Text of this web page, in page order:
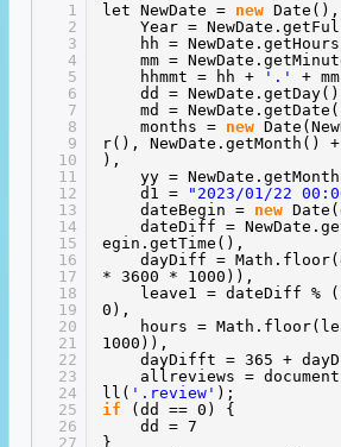
1
2
3
4
5
6
7
8
9
10
11
12
13
14
15
16
17
18
19
20
21
22
23
24
25
26
27
let NewDate = new Date(),
Year =
hh =
mm =
hhmmt = hh +
'.'
+
dd =
md =
months = new
r(), NewDate.getMonth()
),
yy =
d1 =
"2023/01/22
dateBegin = new
dateDiff =
egin.getTime(),
dayDiff =
* 3600 * 1000)),
leave1 = dateDiff %
0),
hours =
1000)),
dayDifft = 365 +
allreviews =
ll( '.review' );
if
(dd == 0) {
dd = 7
}